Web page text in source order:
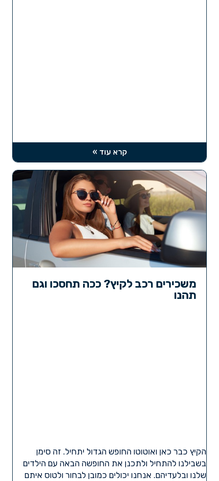
קרא עוד »
משכירים רכב לקיץ? ככה תחסכו וגם
תהנו
הקיץ כבר כאן ואוטוטו החופש הגדול יתחיל. זה סימן
בשבילנו להתחיל ולתכנן את החופשה הבאה עם הילדים
שלנו ובלעדיהם. אנחנו יכולים כמובן לבחור ולטוס איתם